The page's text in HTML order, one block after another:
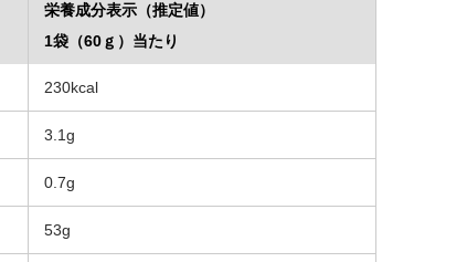
栄養成分表示（推定値）
1袋（60ｇ）当たり
230kcal
3.1g
0.7g
53g